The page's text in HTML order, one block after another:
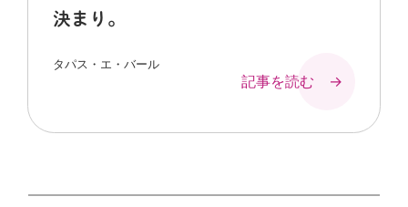
決まり。
タパス・エ・バール
記事を読む →